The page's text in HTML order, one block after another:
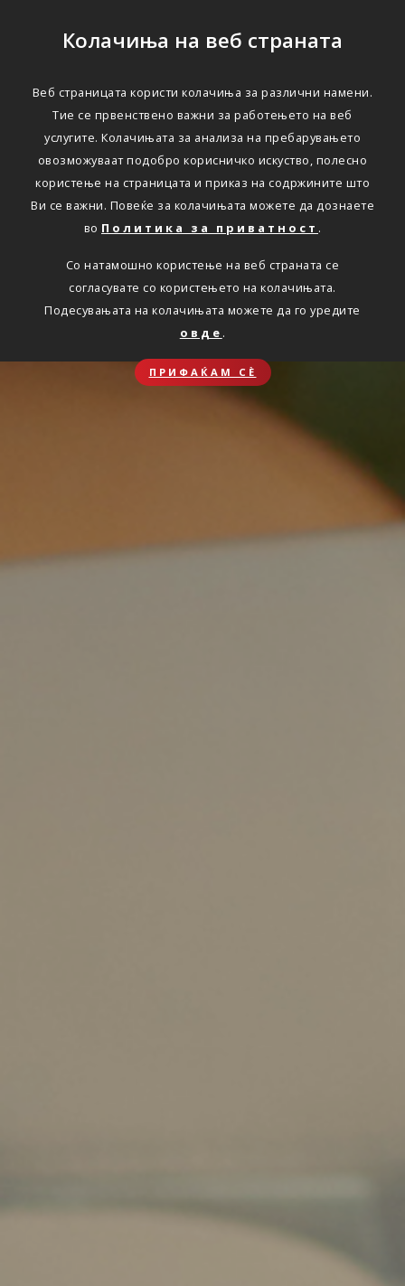
Колачиња на веб страната
Веб страницата користи колачиња за различни намени.
Тие се првенствено важни за работењето на веб
услугите. Колачињата за анализа на пребарувањето
овозможуваат подобро корисничко искуство, полесно
користење на страницата и приказ на содржините што
Ви се важни. Повеќе за колачињата можете да дознаете
во Политика за приватност .
Со натамошно користење на веб страната се
согласувате со користењето на колачињата.
Подесувањата на колачињата можете да го уредите
овде .
ПРИФАЌАМ СЀ